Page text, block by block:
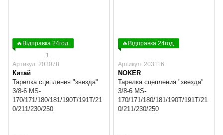
🔥Відправка 24год.
1
Артикул: 203078
Китай
Тарелка сцепления "звезда"
3/8-6 MS-
170/171/180/181/190T/191T/21
0/211/230/250
🔥Відправка 24год.
Артикул: 203116
NOKER
Тарелка сцепления "звезда"
3/8-6 MS-
170/171/180/181/190T/191T/21
0/211/230/250